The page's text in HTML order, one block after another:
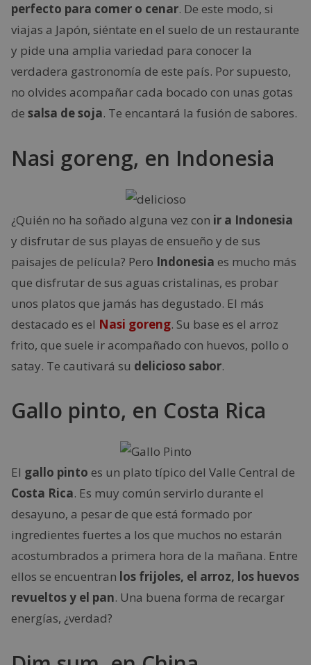
perfecto para comer o cenar. De este modo, si
viajas a Japón, siéntate en el suelo de un restaurante
y pide una amplia variedad para conocer la
verdadera gastronomía de este país. Por supuesto,
no olvides acompañar cada bocado con unas gotas
de salsa de soja. Te encantará la fusión de sabores.
Nasi goreng, en Indonesia
¿Quién no ha soñado alguna vez con ir a Indonesia
y disfrutar de sus playas de ensueño y de sus
paisajes de película? Pero Indonesia es mucho más
que disfrutar de sus aguas cristalinas, es probar
unos platos que jamás has degustado. El más
destacado es el Nasi goreng. Su base es el arroz
frito, que suele ir acompañado con huevos, pollo o
satay. Te cautivará su delicioso sabor.
Gallo pinto, en Costa Rica
El gallo pinto es un plato típico del Valle Central de
Costa Rica. Es muy común servirlo durante el
desayuno, a pesar de que está formado por
ingredientes fuertes a los que muchos no estarán
acostumbrados a primera hora de la mañana. Entre
ellos se encuentran los frijoles, el arroz, los huevos
revueltos y el pan. Una buena forma de recargar
energías, ¿verdad?